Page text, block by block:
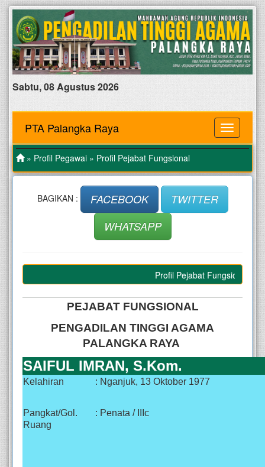
Sabtu, 08 Agustus 2026
MENU
PTA Palangka Raya
» Profil Pegawai » Profil Pejabat Fungsional
BAGIKAN : FACEBOOK
TWITTER
WHATSAPP
Profil Pejabat Fungsional
PEJABAT FUNGSIONAL
PENGADILAN TINGGI AGAMA
PALANGKA RAYA
SAIFUL IMRAN, S.Kom.
Kelahiran : Nganjuk, 13 Oktober 1977
Pangkat/Gol.
Ruang
: Penata / IIIc